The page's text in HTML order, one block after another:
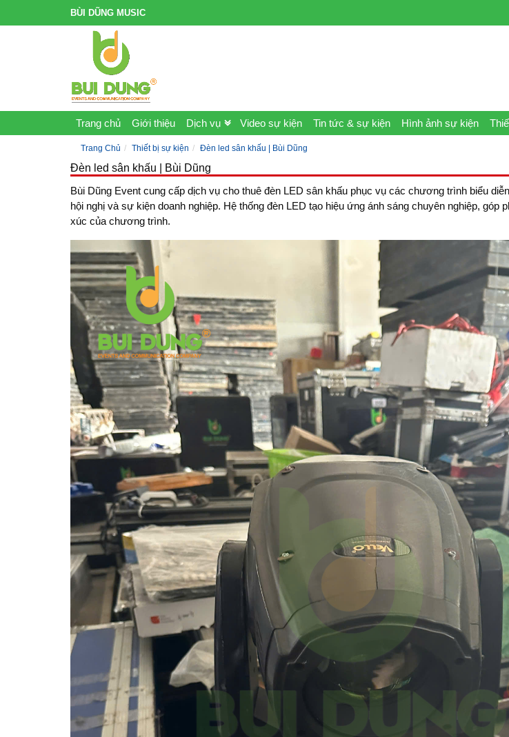
BÙI DŨNG MUSIC
Trang chủ Giới thiệu Dịch vụ Video sự kiện Tin tức & sự kiện Hình ảnh sự kiện
Trang Chủ Thiết bị sự kiện Đèn led sân khấu | Bùi Dũng
Đèn led sân khấu | Bùi Dũng
Bùi Dũng Event cung cấp dịch vụ cho thuê đèn LED sân khấu phục vụ các chương trình biểu
hội nghị và sự kiện doanh nghiệp. Hệ thống đèn LED tạo hiệu ứng ánh sáng chuyên nghiệp, góp
xúc của chương trình.